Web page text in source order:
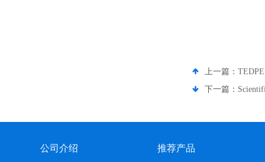
上一篇：
下一篇：
公司介绍 推荐产品